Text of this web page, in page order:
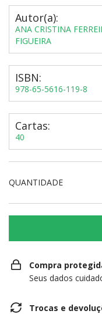
Autor(a):
ANA CRISTINA
FIGUEIRA
ISBN:
978-65-5616-119-8
Cartas:
40
QUANTIDADE
Compra
Seus dados
Trocas e